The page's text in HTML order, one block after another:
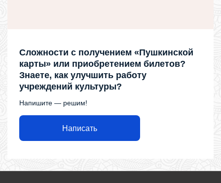
Сложности с получением «Пушкинской
карты» или приобретением билетов?
Знаете, как улучшить работу
учреждений культуры?
Напишите — решим!
Написать